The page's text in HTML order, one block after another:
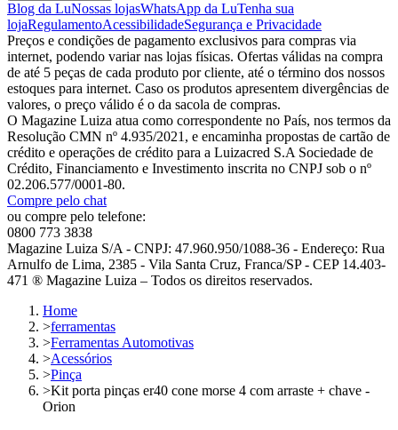
Blog da LuNossas lojasWhatsApp da LuTenha sua
lojaRegulamentoAcessibilidadeSegurança e Privacidade
Preços e condições de pagamento exclusivos para compras via
internet, podendo variar nas lojas físicas. Ofertas válidas na compra
de até 5 peças de cada produto por cliente, até o término dos nossos
estoques para internet. Caso os produtos apresentem divergências de
valores, o preço válido é o da sacola de compras.
O Magazine Luiza atua como correspondente no País, nos termos da
Resolução CMN nº 4.935/2021, e encaminha propostas de cartão de
crédito e operações de crédito para a Luizacred S.A Sociedade de
Crédito, Financiamento e Investimento inscrita no CNPJ sob o nº
02.206.577/0001-80.
Compre pelo chat
ou compre pelo telefone:
0800 773 3838
Magazine Luiza S/A - CNPJ: 47.960.950/1088-36 - Endereço: Rua
Arnulfo de Lima, 2385 - Vila Santa Cruz, Franca/SP - CEP 14.403-
471 ® Magazine Luiza – Todos os direitos reservados.
Home
>ferramentas
>Ferramentas Automotivas
>Acessórios
>Pinça
>Kit porta pinças er40 cone morse 4 com arraste + chave -
Orion